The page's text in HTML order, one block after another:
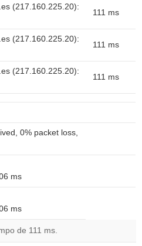
(217.160.225.20):
111 ms
(217.160.225.20):
111 ms
(217.160.225.20):
111 ms
0% packet loss,
ms
ms
de 111 ms.